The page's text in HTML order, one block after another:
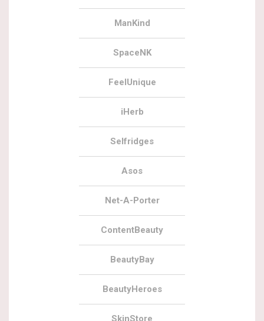
ManKind
SpaceNK
FeelUnique
iHerb
Selfridges
Asos
Net-A-Porter
ContentBeauty
BeautyBay
BeautyHeroes
SkinStore